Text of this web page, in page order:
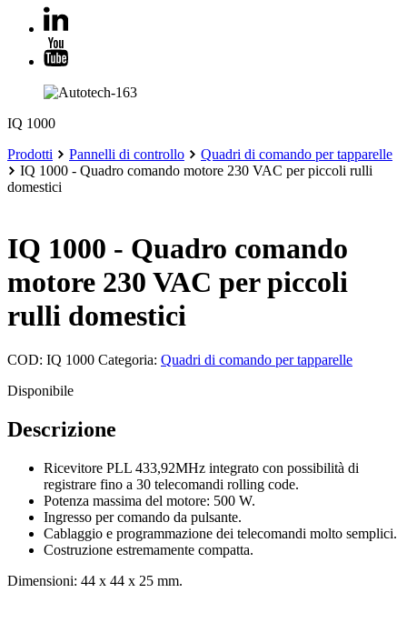
IQ 1000
Prodotti
Pannelli di controllo
Quadri di comando per tapparelle
IQ 1000 - Quadro comando motore 230 VAC per piccoli rulli
domestici
IQ 1000 - Quadro comando
motore 230 VAC per piccoli
rulli domestici
COD: IQ 1000 Categoria: Quadri di comando per tapparelle
Disponibile
Descrizione
Ricevitore PLL 433,92MHz integrato con possibilità di
registrare fino a 30 telecomandi rolling code.
Potenza massima del motore: 500 W.
Ingresso per comando da pulsante.
Cablaggio e programmazione dei telecomandi molto semplici.
Costruzione estremamente compatta.
Dimensioni: 44 x 44 x 25 mm.